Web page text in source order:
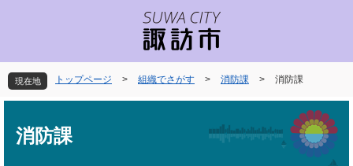
先
頭
を
飛
現在地 トップページ > 組織でさがす > 消防課 > 消防課
消防課